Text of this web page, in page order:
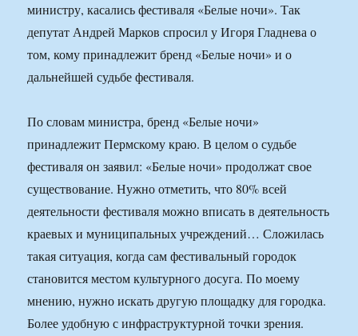
министру, касались фестиваля «Белые ночи». Так
депутат Андрей Марков спросил у Игоря Гладнева о
том, кому принадлежит бренд «Белые ночи» и о
дальнейшей судьбе фестиваля.
По словам министра, бренд «Белые ночи»
принадлежит Пермскому краю. В целом о судьбе
фестиваля он заявил: «Белые ночи» продолжат свое
существование. Нужно отметить, что 80% всей
деятельности фестиваля можно вписать в деятельность
краевых и муниципальных учреждений… Сложилась
такая ситуация, когда сам фестивальный городок
становится местом культурного досуга. По моему
мнению, нужно искать другую площадку для городка.
Более удобную с инфраструктурной точки зрения.